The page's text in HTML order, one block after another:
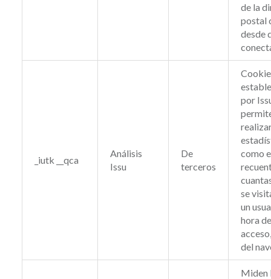
de la
postal
desde
_iutk __qca
Análisis
Issu
De
terceros
por
como
se
un
hora
del
Miden